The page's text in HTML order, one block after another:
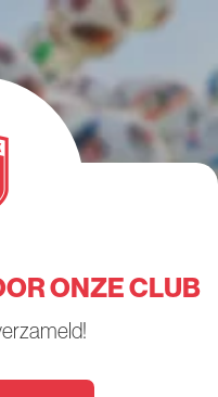
ONZE CLUB